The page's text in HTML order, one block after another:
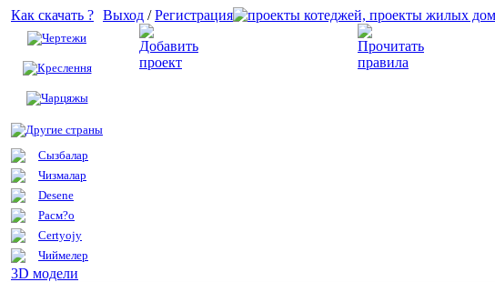
Как скачать ?
Чертежи
Креслення
Чарцяжы
Другие страны
Сызбалар
Чизмалар
Desene
Расм?о
Certyojy
Чиймелер
3D модели
Выход /Регистрация